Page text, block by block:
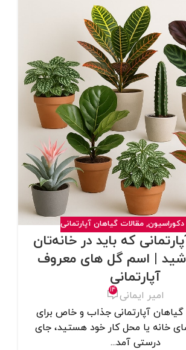
, مقالات گیاهان آپارتمانی
آپارتمانی که باید در خانه‌تان
| اسم گل های معروف
آپارتمانی
امیر ایمانی 14
گیاهان آپارتمانی جذاب و خاص برای
خانه یا محل کار خود هستید، جای
درستی آمد...